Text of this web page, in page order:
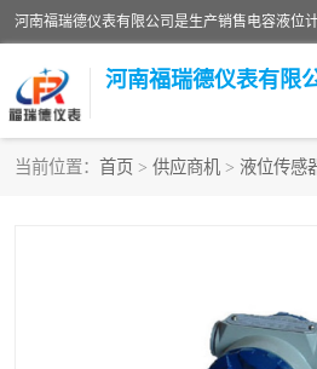
河南福瑞德仪表有限
当前位置： 首页 > 供应商机 > 液位传感